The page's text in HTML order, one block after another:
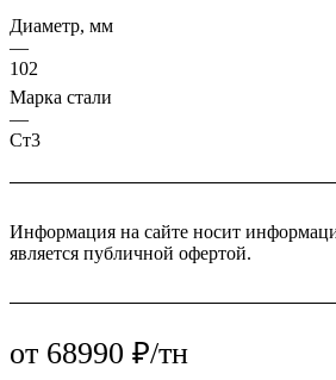
Диаметр, мм
—
102
Марка стали
—
Ст3
Информация на сайте носит
является публичной офертой.
от 68990 ₽/тн